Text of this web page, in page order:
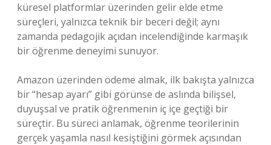
küresel platformlar üzerinden gelir elde etme
süreçleri, yalnızca teknik bir beceri değil; aynı
zamanda pedagojik açıdan incelendiğinde karmaşık
bir öğrenme deneyimi sunuyor.
Amazon üzerinden ödeme almak, ilk bakışta yalnızca
bir “hesap ayarı” gibi görünse de aslında bilişsel,
duyuşsal ve pratik öğrenmenin iç içe geçtiği bir
süreçtir. Bu süreci anlamak, öğrenme teorilerinin
gerçek yaşamla nasıl kesiştiğini görmek açısından